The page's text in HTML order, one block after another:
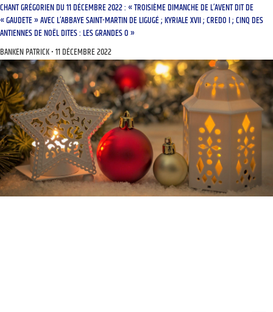
CHANT GRÉGORIEN DU 11 DÉCEMBRE 2022 : « TROISIÈME DIMANCHE DE L’AVENT DIT DE
« GAUDETE » AVEC L’ABBAYE SAINT-MARTIN DE LIGUGÉ ; KYRIALE XVII ; CREDO I ; CINQ DES
ANTIENNES DE NOËL DITES : LES GRANDES O »
BANKEN PATRICK 11 DÉCEMBRE 2022